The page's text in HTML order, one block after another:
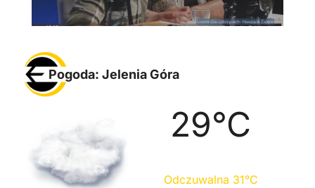
Pogoda: Jelenia Góra
29°C
Odczuwalna 31°C